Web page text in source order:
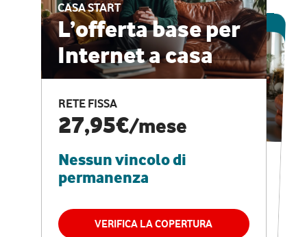
CASA START
L’offerta base per
Internet a casa
RETE FISSA
27,95€/mese
Nessun vincolo di
permanenza
VERIFICA LA COPERTURA
ESCLUSIVA ONLINE
CASA PRO
Internet veloce e
vantaggi speciali
RETE FISSA + VODAFONE CLUB
29,95€
permanenza